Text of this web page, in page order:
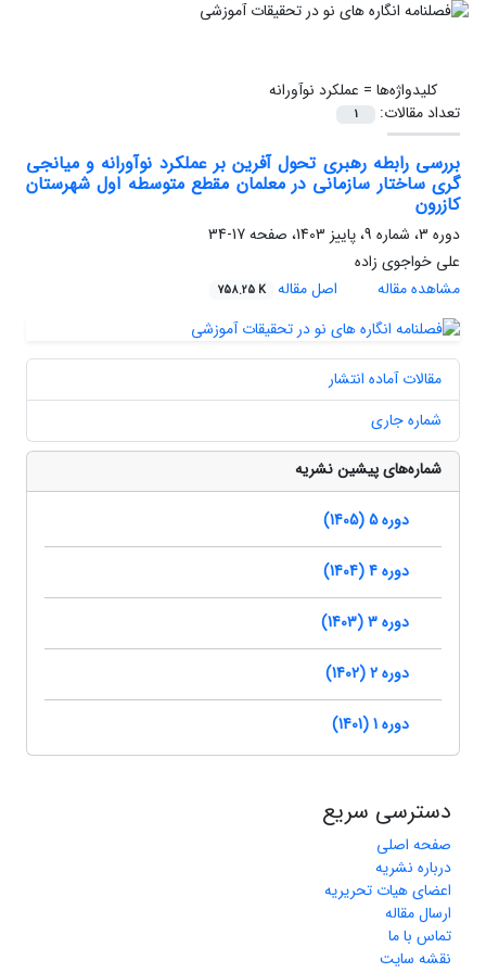
کلیدواژه‌ها = عملکرد نوآورانه
تعداد مقالات:
1
بررسی رابطه رهبری تحول آفرین بر عملکرد نوآورانه و میانجی
گری ساختار سازمانی در معلمان مقطع متوسطه اول شهرستان
کازرون
دوره 3، شماره 9، پاییز 1403، صفحه
17-34
علی خواجوی زاده
مشاهده مقاله
اصل مقاله 758.25 K
مقالات آماده انتشار
شماره جاری
شماره‌های پیشین نشریه
دوره 5 (1405)
دوره 4 (1404)
دوره 3 (1403)
دوره 2 (1402)
دوره 1 (1401)
دسترسی سریع
صفحه اصلی
درباره نشریه
اعضای هیات تحریریه
ارسال مقاله
تماس با ما
نقشه سایت